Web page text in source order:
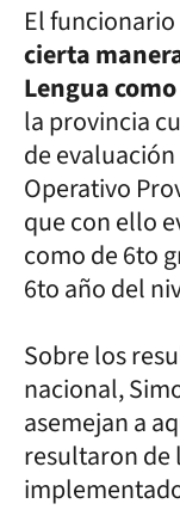
El
cierta
Lengua
la provincia
de
Operativo
que con ello
como de 6to
6to año del
Sobre los
nacional,
asemejan a
resultaron de